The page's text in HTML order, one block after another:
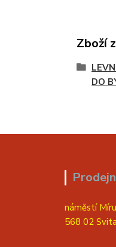
Zboží
DO
náměstí
568 02